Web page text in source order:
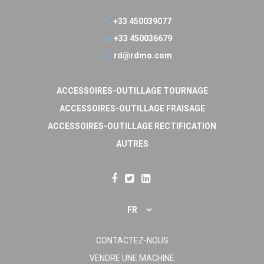
+33 450039077
+33 450036679
rd@rdmo.com
ACCESSOIRES-OUTILLAGE TOURNAGE
ACCESSOIRES-OUTILLAGE FRAISAGE
ACCESSOIRES-OUTILLAGE RECTIFICATION
AUTRES
FR
CONTACTEZ-NOUS
VENDRE UNE MACHINE